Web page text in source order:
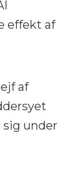
effekt af
af
under